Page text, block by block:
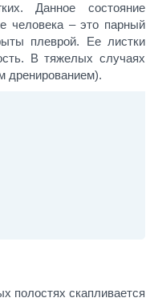
Данное состояние
человека – это парный
плеврой. Ее листки
В тяжелых случаях
дренированием).
полостях скапливается